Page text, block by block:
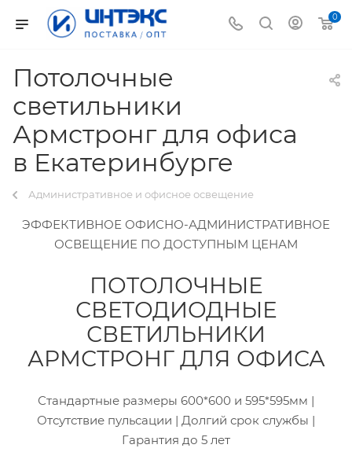
0
Потолочные
светильники
Армстронг для офиса
в Екатеринбурге
Административное и офисное освещение
ЭФФЕКТИВНОЕ ОФИСНО-АДМИНИСТРАТИВНОЕ
ОСВЕЩЕНИЕ ПО ДОСТУПНЫМ ЦЕНАМ
ПОТОЛОЧНЫЕ
СВЕТОДИОДНЫЕ
СВЕТИЛЬНИКИ
АРМСТРОНГ ДЛЯ ОФИСА
Стандартные размеры 600*600 и 595*595мм |
Отсутствие пульсации | Долгий срок службы |
Гарантия до 5 лет